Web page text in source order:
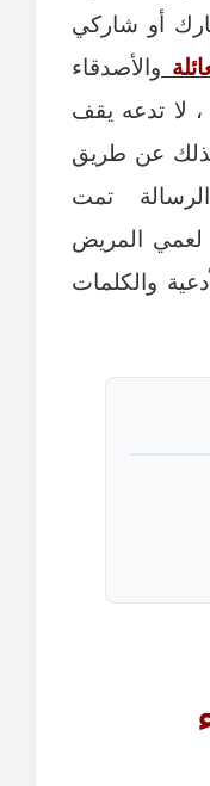
أو شاركي
والأصدقاء
أو Facebook ، لا تدعه يقف
عن طريق
تمت
لعمي المريض
والكلمات